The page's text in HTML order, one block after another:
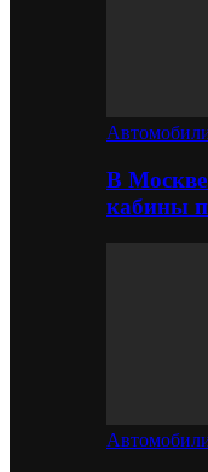
В Москве
кабины